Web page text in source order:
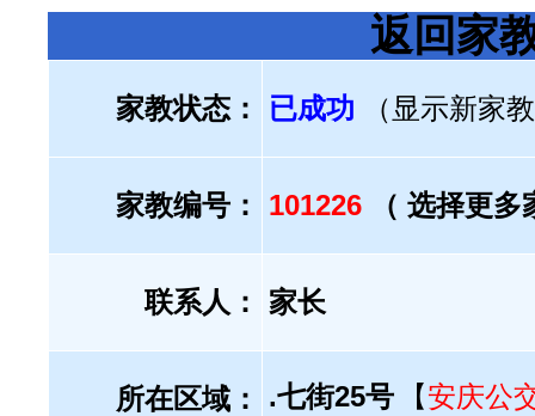
返回家
家教状态： 已成功 （显示新家
家教编号： 101226 （ 选择更
联系人： 家长
所在区域： .七街25号 【安庆公